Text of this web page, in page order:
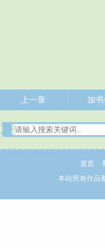
上一章 加书
首页
本站所有作品